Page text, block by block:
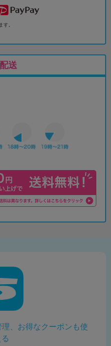
。
配送
、お得なクーポンも使
る